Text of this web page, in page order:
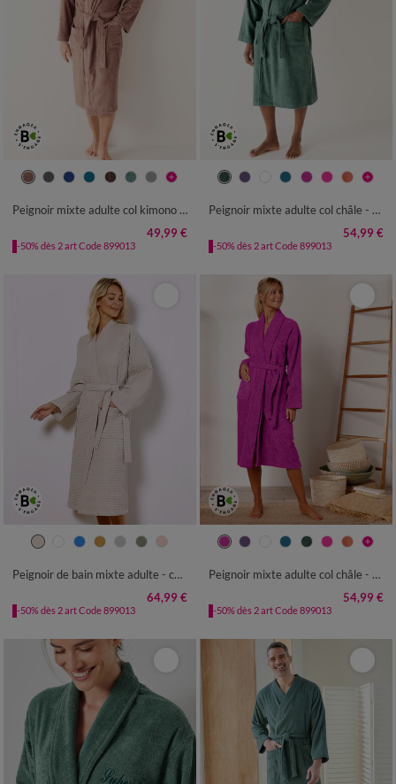
34/36 38/40 42/44
46/48
Peignoir mixte adulte col kimono - éponge bouclette 380 g/m²
49,99 €
-50% dès 2 art Code 899013
34/36 38/40 42/44
46/48
Peignoir mixte adulte col châle - éponge bouclette 380 g/m²
54,99 €
-50% dès 2 art Code 899013
34/36 38/40 42/44 46/48
Peignoir de bain mixte adulte - coton nid d'abeille 230 g/m²
64,99 €
-50% dès 2 art Code 899013
34/36 38/40 42/44
46/48
Peignoir mixte adulte col châle - éponge bouclette 380 g/m²
54,99 €
-50% dès 2 art Code 899013